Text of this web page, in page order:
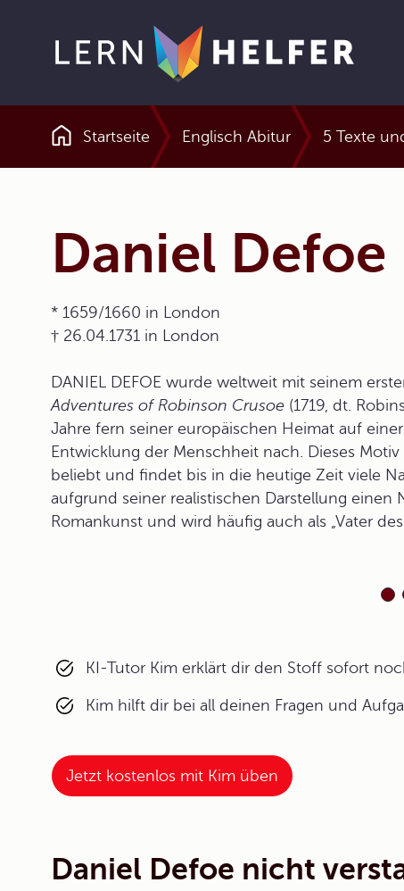
Pfadnavigation
Startseite Englisch Abitur 5 Texte
Daniel Defoe
* 1659/1660 in London
† 26.04.1731 in London
DANIEL DEFOE wurde weltweit mit seinem
Adventures of Robinson Crusoe (1719, dt.
Jahre fern seiner europäischen Heimat auf
Entwicklung der Menschheit nach. Dieses
beliebt und findet bis in die heutige Zeit viele
aufgrund seiner realistischen Darstellung
Romankunst und wird häufig auch als „Vater
KI-Tutor Kim erklärt dir den Stoff sofort
Kim hilft dir bei all deinen Fragen und
Jetzt kostenlos mit Kim üben
Daniel Defoe nicht